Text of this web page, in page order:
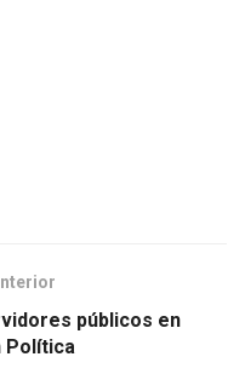
públicos en
Política